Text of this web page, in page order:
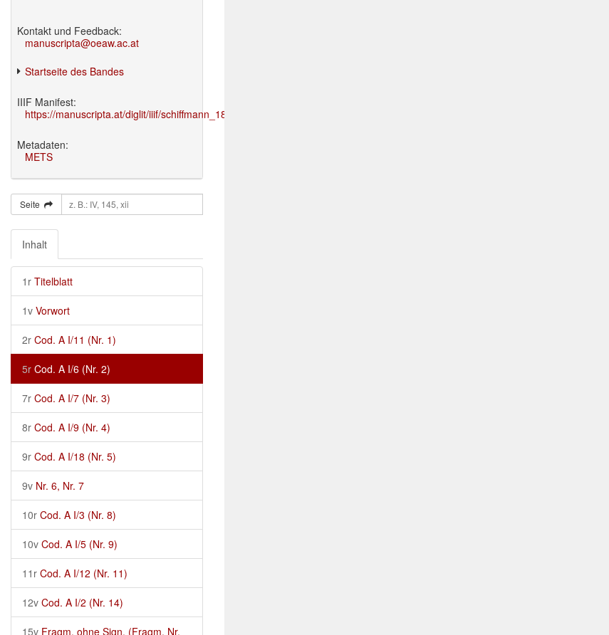
Kontakt und Feedback:
manuscripta@oeaw.ac.at
Startseite des Bandes
IIIF Manifest:
https://manuscripta.at/diglit/iiif/schiffmann_1895/manifest.json
Metadaten:
METS
Seite
Inhalt
1r Titelblatt
1v Vorwort
2r Cod. A I/11 (Nr. 1)
5r Cod. A I/6 (Nr. 2)
7r Cod. A I/7 (Nr. 3)
8r Cod. A I/9 (Nr. 4)
9r Cod. A I/18 (Nr. 5)
9v Nr. 6, Nr. 7
10r Cod. A I/3 (Nr. 8)
10v Cod. A I/5 (Nr. 9)
11r Cod. A I/12 (Nr. 11)
12v Cod. A I/2 (Nr. 14)
15v Fragm. ohne Sign. (Fragm. Nr.